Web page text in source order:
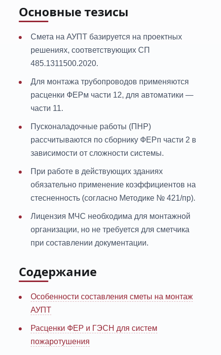
Основные тезисы
Смета на АУПТ базируется на проектных
решениях, соответствующих СП
485.1311500.2020.
Для монтажа трубопроводов применяются
расценки ФЕРм части 12, для автоматики —
части 11.
Пусконаладочные работы (ПНР)
рассчитываются по сборнику ФЕРп части 2 в
зависимости от сложности системы.
При работе в действующих зданиях
обязательно применение коэффициентов на
стесненность (согласно Методике № 421/пр).
Лицензия МЧС необходима для монтажной
организации, но не требуется для сметчика
при составлении документации.
Содержание
Особенности составления сметы на монтаж
АУПТ
Расценки ФЕР и ГЭСН для систем
пожаротушения